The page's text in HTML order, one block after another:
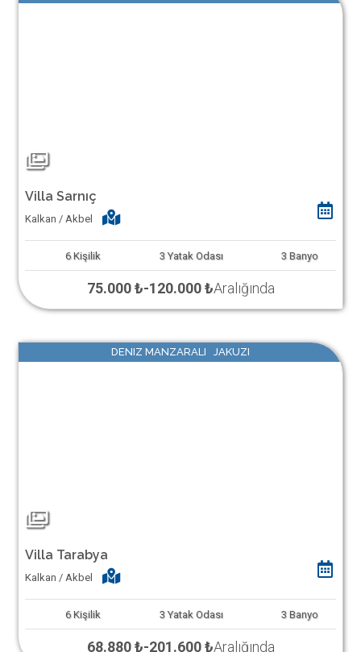
Villa Sarnıç
Kalkan / Akbel
6 Kişilik 3 Yatak Odası 3 Banyo
75.000 ₺-120.000 ₺Aralığında
DENIZ MANZARALI JAKUZI
Villa Tarabya
Kalkan / Akbel
6 Kişilik 3 Yatak Odası 3 Banyo
68.880 ₺-201.600 ₺Aralığında